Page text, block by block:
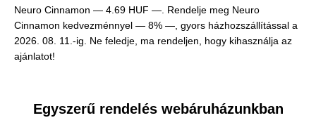
Neuro Cinnamon — 4.69 HUF — . Rendelje meg Neuro
Cinnamon kedvezménnyel — 8% —, gyors házhozszállítással a
2026. 08. 11.-ig. Ne feledje, ma rendeljen, hogy kihasználja az
ajánlatot!
Egyszerű rendelés webáruházunkban